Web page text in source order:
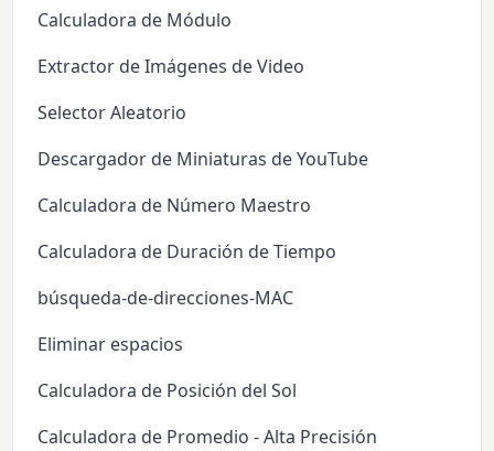
Calculadora de Módulo
Extractor de Imágenes de Video
Selector Aleatorio
Descargador de Miniaturas de YouTube
Calculadora de Número Maestro
Calculadora de Duración de Tiempo
búsqueda-de-direcciones-MAC
Eliminar espacios
Calculadora de Posición del Sol
Calculadora de Promedio - Alta Precisión